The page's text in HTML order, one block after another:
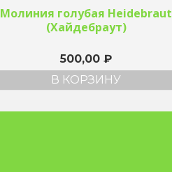
Молиния голубая Heidebraut
(Хайдебраут)
500,00 ₽
В КОРЗИНУ